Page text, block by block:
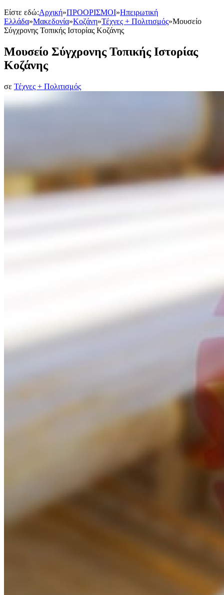
Είστε εδώ:Αρχική»ΠΡΟΟΡΙΣΜΟΙ»Ηπειρωτική
Ελλάδα»Μακεδονία»Κοζάνη»Τέχνες + Πολιτισμός»Μουσείο
Σύγχρονης Τοπικής Ιστορίας Κοζάνης
Μουσείο Σύγχρονης Τοπικής Ιστορίας
Κοζάνης
σε Τέχνες + Πολιτισμός